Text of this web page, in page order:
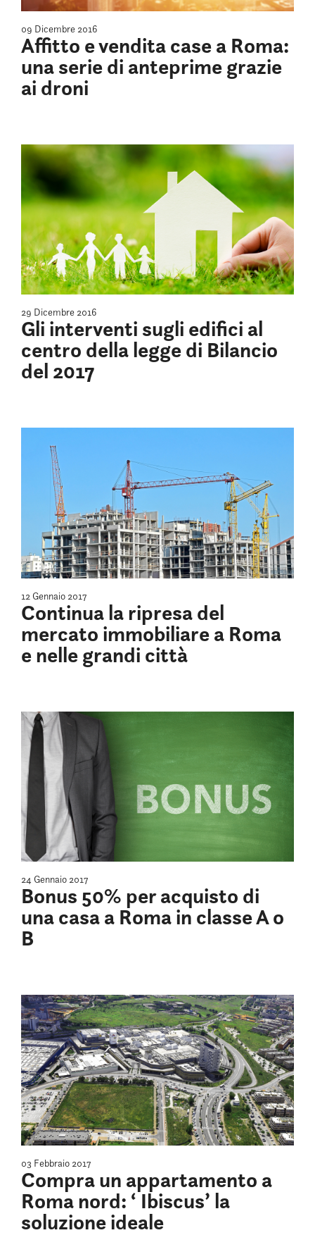
09 Dicembre 2016
Affitto e vendita case a Roma:
una serie di anteprime grazie
ai droni
29 Dicembre 2016
Gli interventi sugli edifici al
centro della legge di Bilancio
del 2017
12 Gennaio 2017
Continua la ripresa del
mercato immobiliare a Roma
e nelle grandi città
24 Gennaio 2017
Bonus 50% per acquisto di
una casa a Roma in classe A o
B
03 Febbraio 2017
Compra un appartamento a
Roma nord: ‘ Ibiscus’ la
soluzione ideale